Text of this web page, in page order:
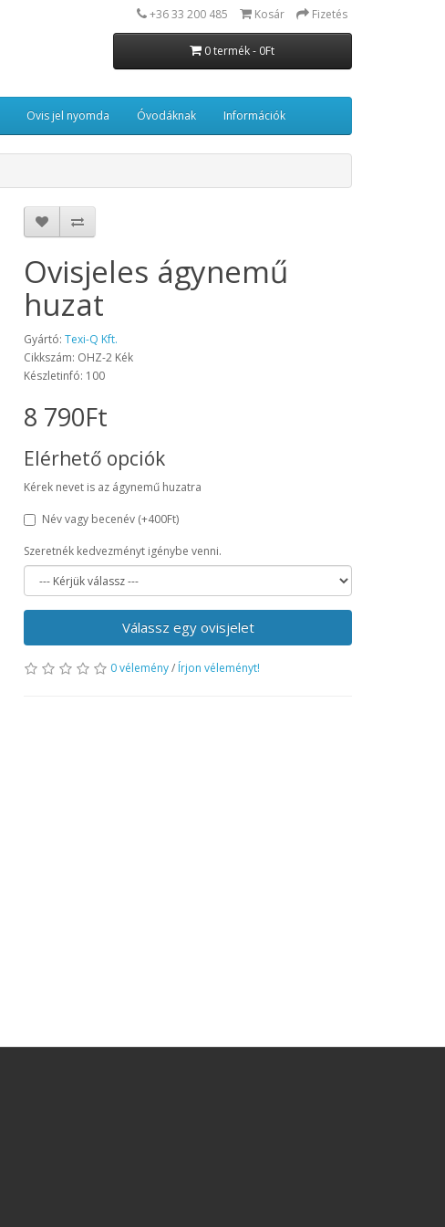
+36 33 200 485 Kosár Fizetés
0 termék - 0Ft
Ovis jel nyomda Óvodáknak Információk
Ovisjeles ágynemű
huzat
Gyártó: Texi-Q Kft.
Cikkszám: OHZ-2 Kék
Készletinfó: 100
8 790Ft
Elérhető opciók
Kérek nevet is az ágynemű huzatra
Név vagy becenév (+400Ft)
Szeretnék kedvezményt igénybe venni.
Válassz egy ovisjelet
0 vélemény/ Írjon véleményt!